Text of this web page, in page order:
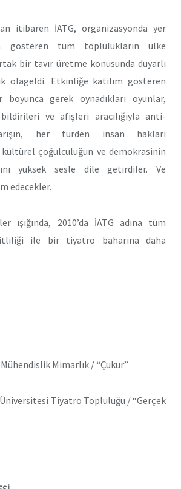
itibaren İATG, organizasyonda yer
gösteren tüm toplulukların ülke
bir tavır üretme konusunda duyarlı
olageldi. Etkinliğe katılım gösteren
boyunca gerek oynadıkları oyunlar,
ve afişleri aracılığıyla anti-
her türden insan hakları
kültürel çoğulculuğun ve demokrasinin
yüksek sesle dile getirdiler. Ve
edecekler.
ışığında, 2010’da İATG adına tüm
ile bir tiyatro baharına daha
Mimarlık / “Çukur”
Tiyatro Topluluğu / “Gerçek